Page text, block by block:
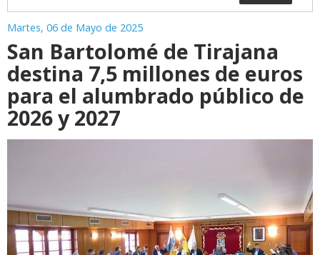
Martes, 06 de Mayo de 2025
San Bartolomé de Tirajana
destina 7,5 millones de euros
para el alumbrado público de
2026 y 2027